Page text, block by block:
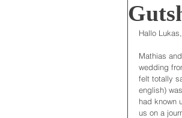
Hallo Lukas,
Mathias
wedding
felt totally
english)
had known
us on a